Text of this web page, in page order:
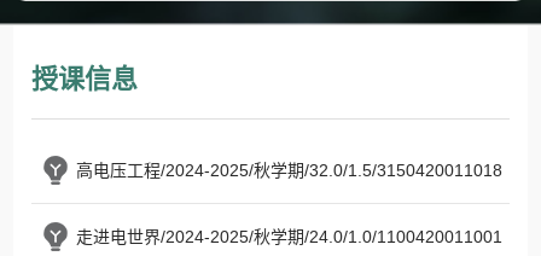
授课信息
高电压工程/2024-2025/秋学期/32.0/1.5/3150420011018
走进电世界/2024-2025/秋学期/24.0/1.0/1100420011001